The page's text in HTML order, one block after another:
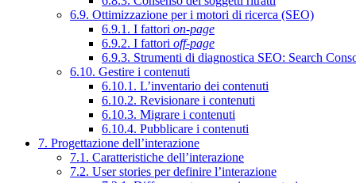
6.9. Ottimizzazione per i motori di ricerca (SEO)
6.9.1. I fattori on-page
6.9.2. I fattori off-page
6.9.3. Strumenti di diagnostica SEO: Search
6.10. Gestire i contenuti
6.10.1. L’inventario dei contenuti
6.10.2. Revisionare i contenuti
6.10.3. Migrare i contenuti
6.10.4. Pubblicare i contenuti
7. Progettazione dell’interazione
7.1. Caratteristiche dell’interazione
7.2. User stories per definire l’interazione